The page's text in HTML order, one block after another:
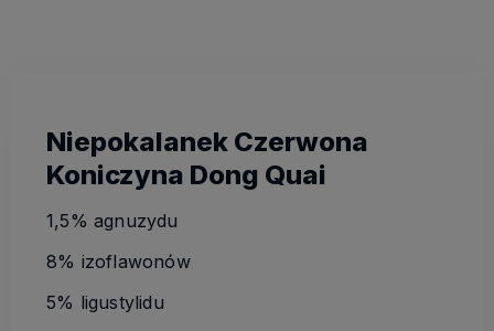
Niepokalanek Czerwona
Koniczyna Dong Quai
1,5% agnuzydu
8% izoflawonów
5% ligustylidu